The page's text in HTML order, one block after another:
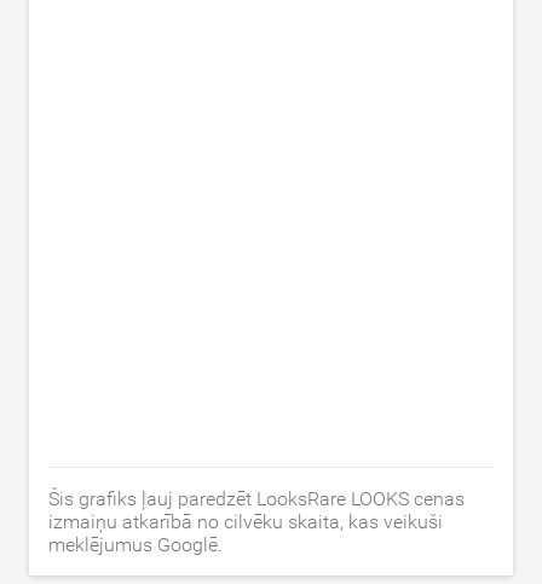
Šis grafiks ļauj paredzēt LooksRare LOOKS cenas
izmaiņu atkarībā no cilvēku skaita, kas veikuši
meklējumus Googlē.